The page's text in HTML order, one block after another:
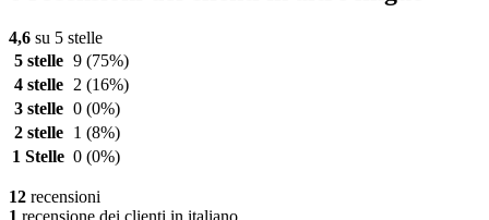
4,6 su 5 stelle
5 stelle 9 (75%)
4 stelle
2 (16%)
3 stelle 0 (0%)
2 stelle
1 (8%)
1 Stelle 0 (0%)
12 recensioni